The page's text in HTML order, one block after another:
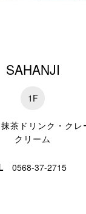
SAHANJI
1F
茶ドリンク・クレ
クリーム
0568-37-2715